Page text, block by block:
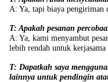
A: Ya, tapi biaya pengiriman
T: Apakah pesanan
A: Ya, kami menyambut
lebih rendah untuk
T: Dapatkah saya
lainnya untuk pendingin